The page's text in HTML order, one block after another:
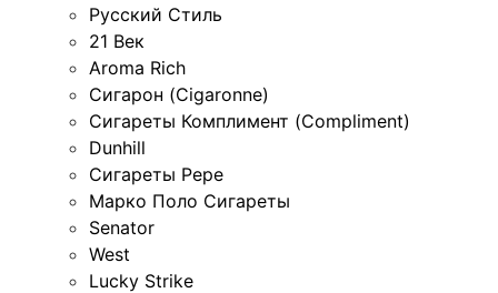
Русский Стиль
21 Век
Aroma Rich
Сигарон (Cigaronne)
Сигареты Комплимент (Compliment)
Dunhill
Сигареты Pepe
Марко Поло Сигареты
Senator
West
Lucky Strike